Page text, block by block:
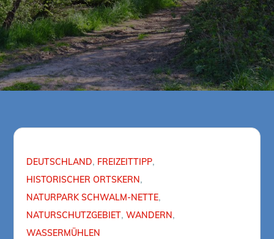
DEUTSCHLAND FREIZEITTIPP
HISTORISCHER ORTSKERN
NATURPARK SCHWALM-NETTE
NATURSCHUTZGEBIET WANDERN
WASSERMÜHLEN